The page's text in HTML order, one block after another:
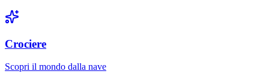
Crociere
Scopri il mondo dalla nave